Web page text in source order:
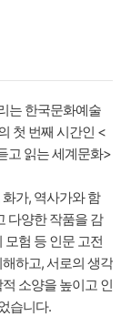
는 한국문화예술
첫 번째 시간인 <
고 읽는 세계문화>
가, 역사가와 함
다양한 작품을 감
험 등 인문 고전
하고, 서로의 생각
소양을 높이고 인
습니다.